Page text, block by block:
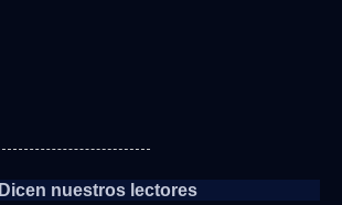
Dicen nuestros lectores